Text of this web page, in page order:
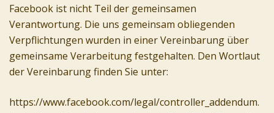
Facebook ist nicht Teil der gemeinsamen
Verantwortung. Die uns gemeinsam obliegenden
Verpflichtungen wurden in einer Vereinbarung über
gemeinsame Verarbeitung festgehalten. Den Wortlaut
der Vereinbarung finden Sie unter:
https://www.facebook.com/legal/controller_addendum.